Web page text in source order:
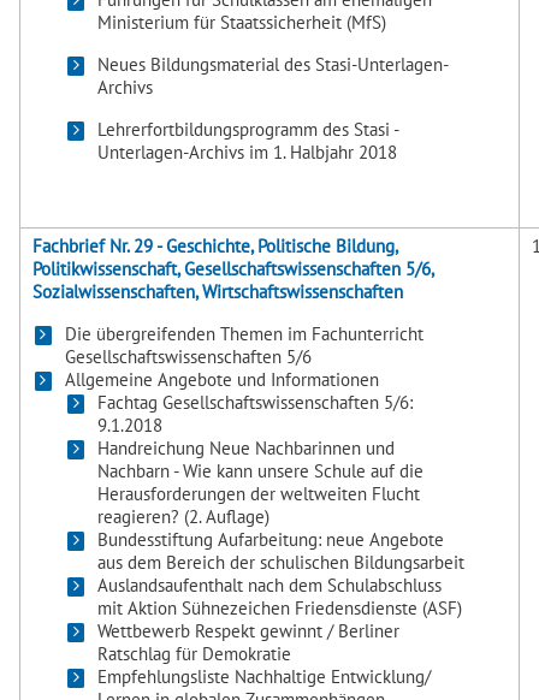
Ministerium für Staatssicherheit (MfS)
Neues Bildungsmaterial des Stasi-Unterlagen-
Archivs
Lehrerfortbildungsprogramm des Stasi -
Unterlagen-Archivs im 1. Halbjahr 2018
Fachbrief Nr. 29 - Geschichte, Politische Bildung,
Politikwissenschaft, Gesellschaftswissenschaften 5/6,
Sozialwissenschaften, Wirtschaftswissenschaften
Die übergreifenden Themen im Fachunterricht
Gesellschaftswissenschaften 5/6
Allgemeine Angebote und Informationen
Fachtag Gesellschaftswissenschaften 5/6:
9.1.2018
Handreichung Neue Nachbarinnen und
Nachbarn - Wie kann unsere Schule auf die
Herausforderungen der weltweiten Flucht
reagieren? (2. Auflage)
Bundesstiftung Aufarbeitung: neue Angebote
aus dem Bereich der schulischen Bildungsarbeit
Auslandsaufenthalt nach dem Schulabschluss
mit Aktion Sühnezeichen Friedensdienste (ASF)
Wettbewerb Respekt gewinnt / Berliner
Ratschlag für Demokratie
Empfehlungsliste Nachhaltige Entwicklung/